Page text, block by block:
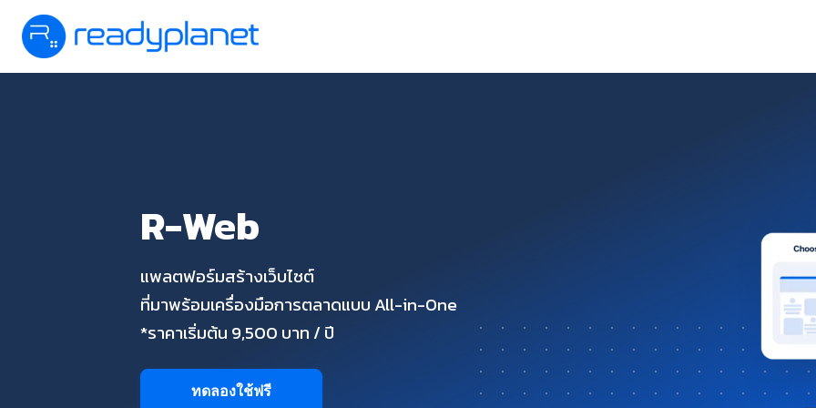
R-Web
แพลตฟอร์มสร้างเว็บไซต์
ที่มาพร้อมเครื่องมือการตลาดแบบ All-in-One
*ราคาเริ่มต้น 9,500 บาท / ปี
ทดลองใช้ฟรี